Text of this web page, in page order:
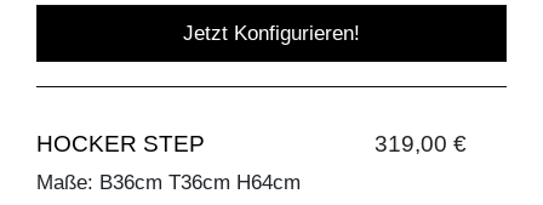
Jetzt Konfigurieren!
HOCKER STEP 319,00 €
Maße: B36cm T36cm H64cm